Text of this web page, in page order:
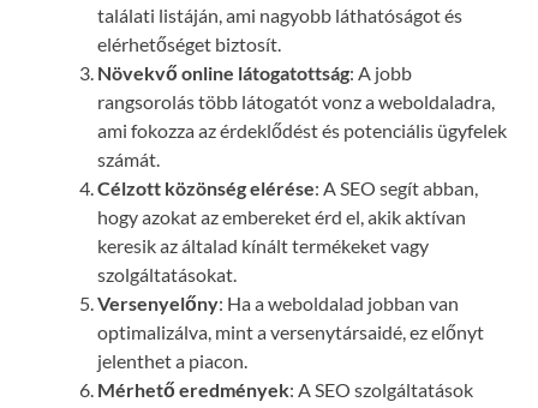
találati listáján, ami nagyobb láthatóságot és
elérhetőséget biztosít.
Növekvő online látogatottság: A jobb
rangsorolás több látogatót vonz a weboldaladra,
ami fokozza az érdeklődést és potenciális ügyfelek
számát.
Célzott közönség elérése: A SEO segít abban,
hogy azokat az embereket érd el, akik aktívan
keresik az általad kínált termékeket vagy
szolgáltatásokat.
Versenyelőny: Ha a weboldalad jobban van
optimalizálva, mint a versenytársaidé, ez előnyt
jelenthet a piacon.
Mérhető eredmények: A SEO szolgáltatások